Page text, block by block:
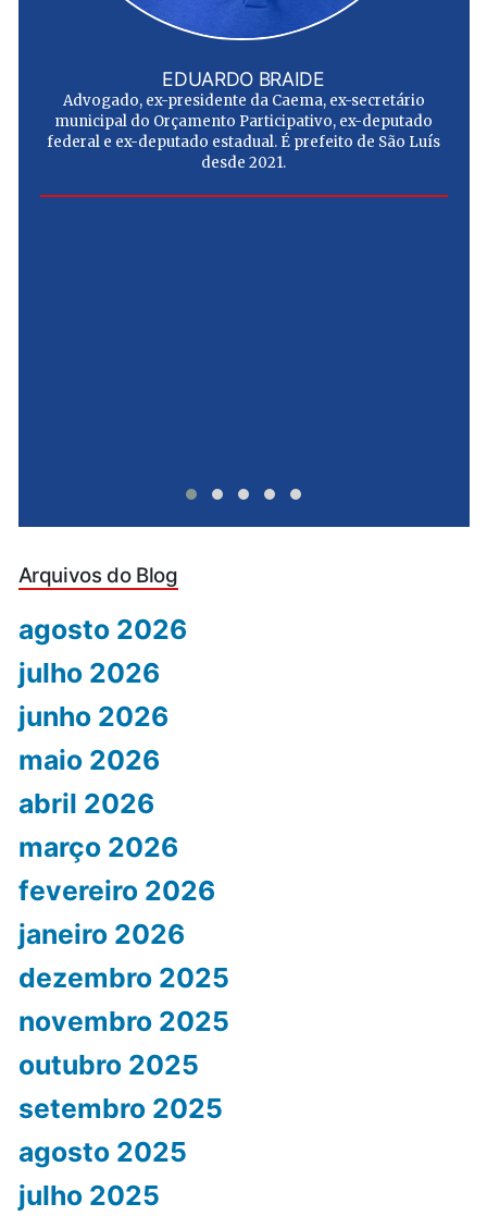
EDUARDO BRAIDE
Advogado, ex-presidente da Caema, ex-secretário
municipal do Orçamento Participativo, ex-deputado
federal e ex-deputado estadual. É prefeito de São Luís
desde 2021.
Arquivos do Blog
agosto 2026
julho 2026
junho 2026
maio 2026
abril 2026
março 2026
fevereiro 2026
janeiro 2026
dezembro 2025
novembro 2025
outubro 2025
setembro 2025
agosto 2025
julho 2025